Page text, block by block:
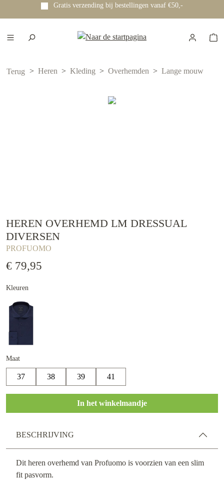
hoofdinhoud
Gratis verzending bij bestellingen vanaf €50,-
Terug Heren Kleding Overhemden Lange mouw
HEREN OVERHEMD LM DRESSUAL
DIVERSEN
PROFUOMO
€ 79,95
Kleuren
Maat
37 38 39 41
In het winkelmandje
BESCHRIJVING
Dit heren overhemd van Profuomo is voorzien van een slim
fit pasvorm.